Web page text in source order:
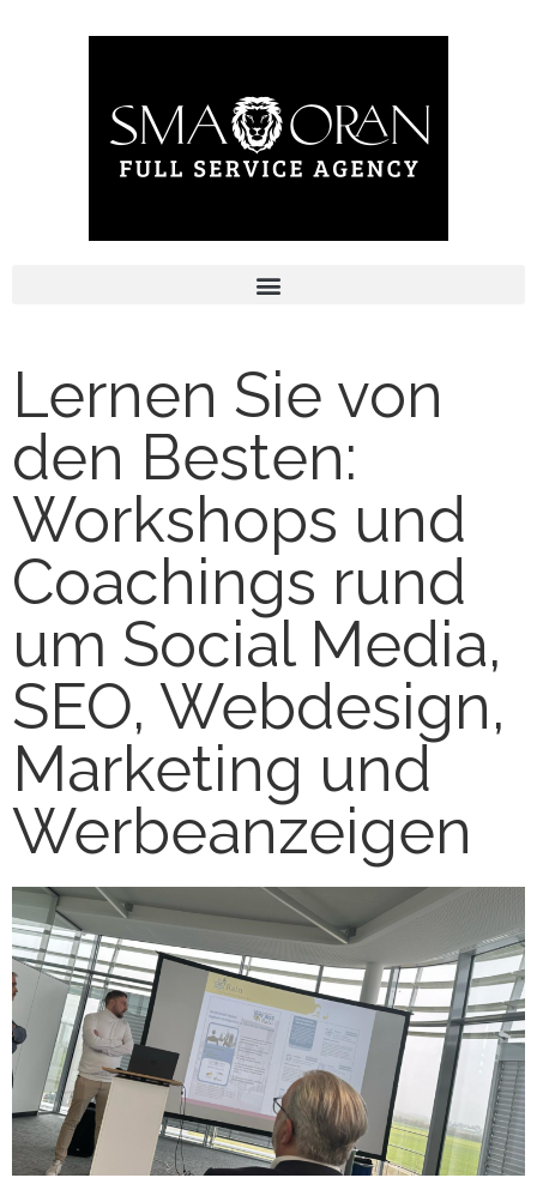
Lernen Sie von
den Besten:
Workshops und
Coachings rund
um Social Media,
SEO, Webdesign,
Marketing und
Werbeanzeigen